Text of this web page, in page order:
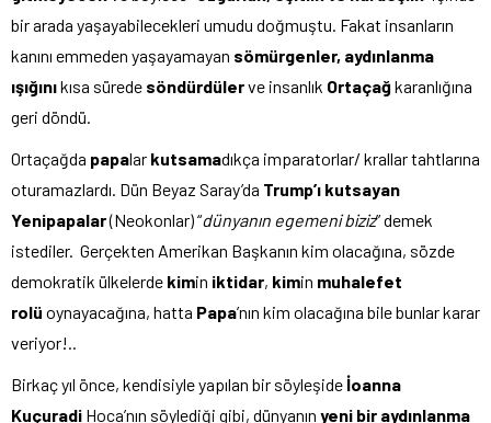
bir arada yaşayabilecekleri umudu doğmuştu. Fakat insanların
kanını emmeden yaşayamayan sömürgenler, aydınlanma
ışığınıkısa sürede söndürdülerve insanlık Ortaçağkaranlığına
geri döndü.
Ortaçağda papalar kutsamadıkça imparatorlar/ krallar tahtlarına
oturamazlardı. Dün Beyaz Saray’da Trump’ı kutsayan
Yenipapalar(Neokonlar) “dünyanın egemeni biziz” demek
istediler. Gerçekten Amerikan Başkanın kim olacağına, sözde
demokratik ülkelerde kimin iktidar, kimin muhalefet
rolü oynayacağına, hatta Papa’nın kim olacağına bile bunlar karar
veriyor!..
Birkaç yıl önce, kendisiyle yapılan bir söyleşideİoanna
Kuçuradi Hoca’nın söylediği gibi, dünyanın yeni bir aydınlanma